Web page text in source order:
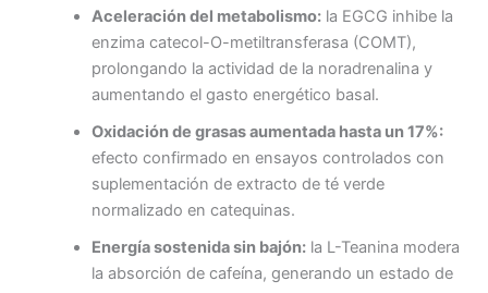
Aceleración del metabolismo:la EGCG inhibe la
enzima catecol-O-metiltransferasa (COMT),
prolongando la actividad de la noradrenalina y
aumentando el gasto energético basal.
Oxidación de grasas aumentada hasta un 17%:
efecto confirmado en ensayos controlados con
suplementación de extracto de té verde
normalizado en catequinas.
Energía sostenida sin bajón:la L-Teanina modera
la absorción de cafeína, generando un estado de